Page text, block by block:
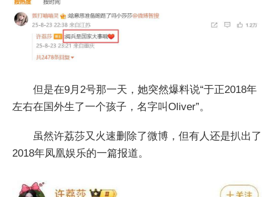
但是在9月2号那一天，她突然爆料说“于正2018年
左右在国外生了一个孩子，名字叫Oliver”。
虽然许荔莎又火速删除了微博，但有人还是扒出了
2018年凤凰娱乐的一篇报道。